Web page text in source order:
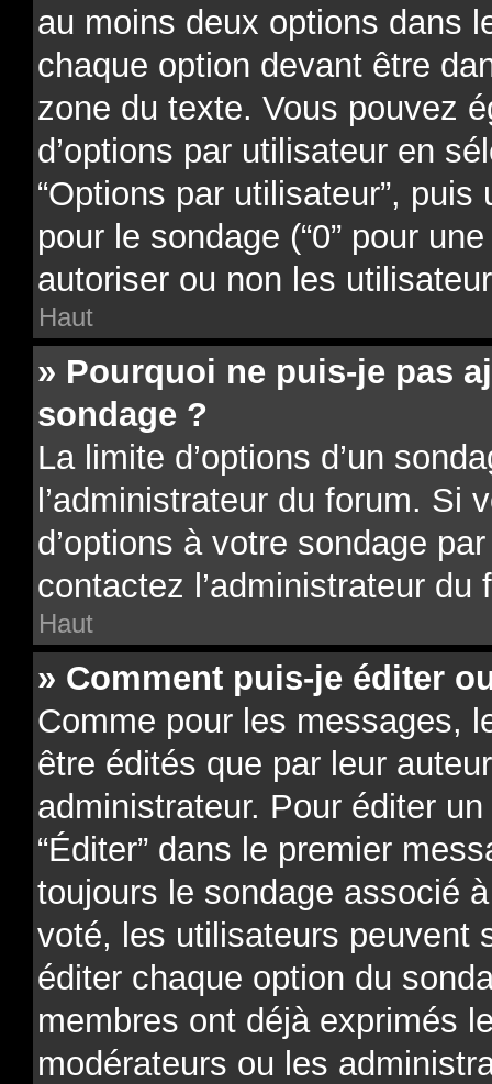
au moins deux options dans
chaque option devant être
zone du texte. Vous pouvez
d’options par utilisateur en
“Options par utilisateur”,
pour le sondage (“0” pour
autoriser ou non les
Haut
» Pourquoi ne puis-je pas
sondage ?
La limite d’options d’un
l’administrateur du forum. Si
d’options à votre sondage
contactez l’administrateur du
Haut
» Comment puis-je éditer
Comme pour les messages,
être édités que par leur
administrateur. Pour éditer
“Éditer” dans le premier
toujours le sondage associé
voté, les utilisateurs peuvent
éditer chaque option du
membres ont déjà exprimés
modérateurs ou les